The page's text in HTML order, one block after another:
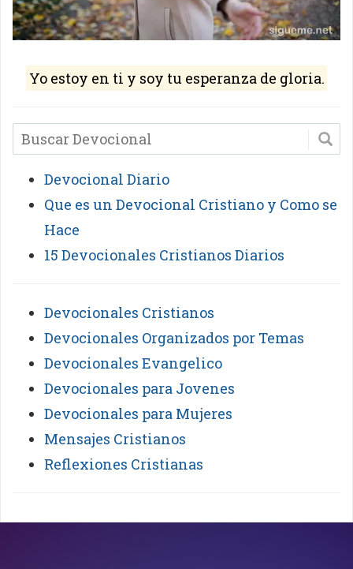
Yo estoy en ti y soy tu esperanza de gloria.
Devocional Diario
Que es un Devocional Cristiano y Como se
Hace
15 Devocionales Cristianos Diarios
Devocionales Cristianos
Devocionales Organizados por Temas
Devocionales Evangelico
Devocionales para Jovenes
Devocionales para Mujeres
Mensajes Cristianos
Reflexiones Cristianas